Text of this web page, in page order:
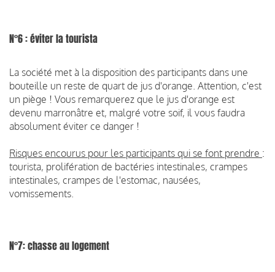
N°6 : éviter la tourista
La société met à la disposition des participants dans une
bouteille un reste de quart de jus d'orange. Attention, c'est
un piège ! Vous remarquerez que le jus d'orange est
devenu marronâtre et, malgré votre soif, il vous faudra
absolument éviter ce danger !
Risques encourus pour les participants qui se font prendre :
tourista, prolifération de bactéries intestinales, crampes
intestinales, crampes de l'estomac, nausées,
vomissements.
N°7: chasse au logement